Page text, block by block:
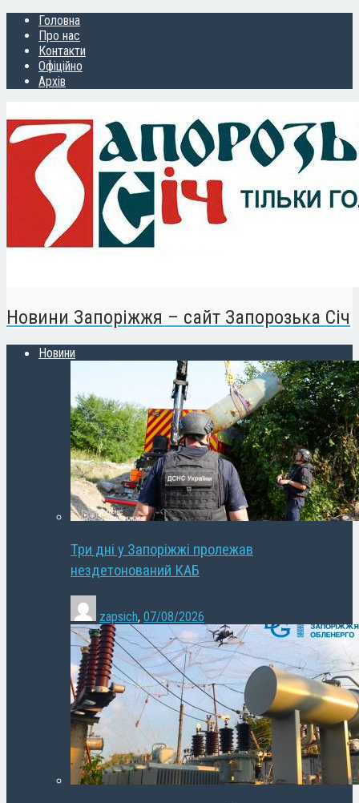
Головна
Про нас
Контакти
Офіційно
Архів
Новини Запоріжжя – сайт Запорозька Січ
Новини
Три дні у Запоріжжі пролежав
нездетонований КАБ
zapsich, 07/08/2026